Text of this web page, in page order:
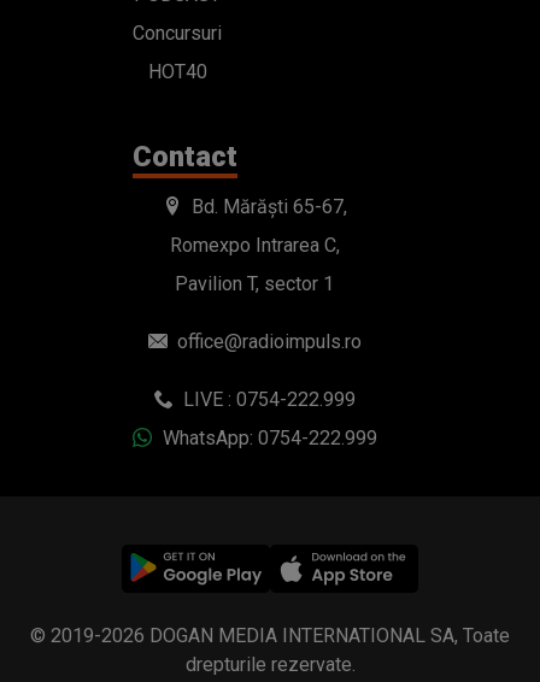
Concursuri
HOT40
Contact
Bd. Mărăști 65-67,
Romexpo Intrarea C,
Pavilion T, sector 1
office@radioimpuls.ro
LIVE : 0754-222.999
WhatsApp: 0754-222.999
© 2019-2026 DOGAN MEDIA INTERNATIONAL SA, Toate
drepturile rezervate.